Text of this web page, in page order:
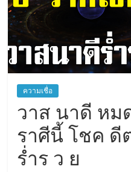
ความเชื่อ
วาส นาดี หม
ราศีนี้ โชค ดี
ร่ำร ว ย